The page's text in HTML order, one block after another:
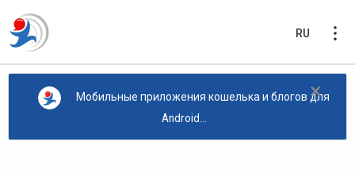
RU
×
Мобильные приложения кошелька и блогов для
Android...